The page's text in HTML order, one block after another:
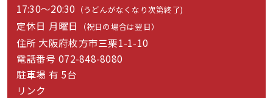
17:30～20:30 （うどんがなくなり次第終了)
定休日 月曜日 （祝日の場合は翌日）
住所 大阪府枚方市三栗1-1-10
電話番号 072-848-8080
駐車場 有 5台
リンク